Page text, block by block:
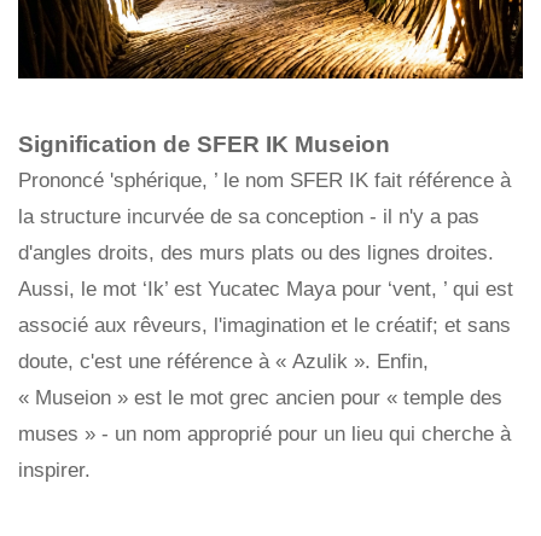
Signification de SFER IK Museion
Prononcé 'sphérique, ’ le nom SFER IK fait référence à
la structure incurvée de sa conception - il n'y a pas
d'angles droits, des murs plats ou des lignes droites.
Aussi, le mot ‘Ik’ est Yucatec Maya pour ‘vent, ’ qui est
associé aux rêveurs, l'imagination et le créatif; et sans
doute, c'est une référence à « Azulik ». Enfin,
« Museion » est le mot grec ancien pour « temple des
muses » - un nom approprié pour un lieu qui cherche à
inspirer.